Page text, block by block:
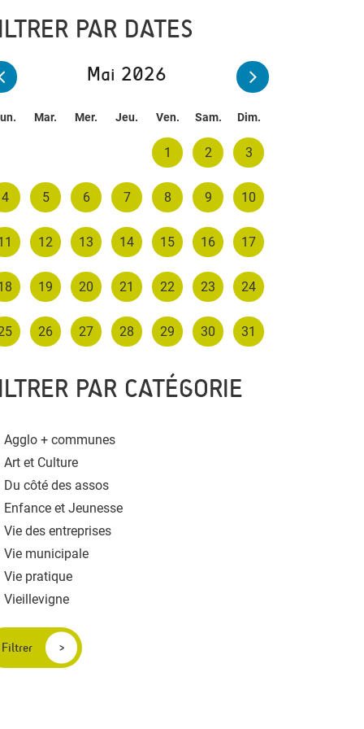
PAR DATES
Mai 2026
Mar. Mer. Jeu. Ven. Sam. Dim.
1 2 3
4 5 6 7 8 9 10
12 13 14 15 16 17
19 20 21 22 23 24
26 27 28 29 30 31
PAR CATÉGORIE
Agglo + communes
Art et Culture
Du côté des assos
Enfance et Jeunesse
Vie des entreprises
Vie municipale
Vie pratique
Vieillevigne
Filtrer